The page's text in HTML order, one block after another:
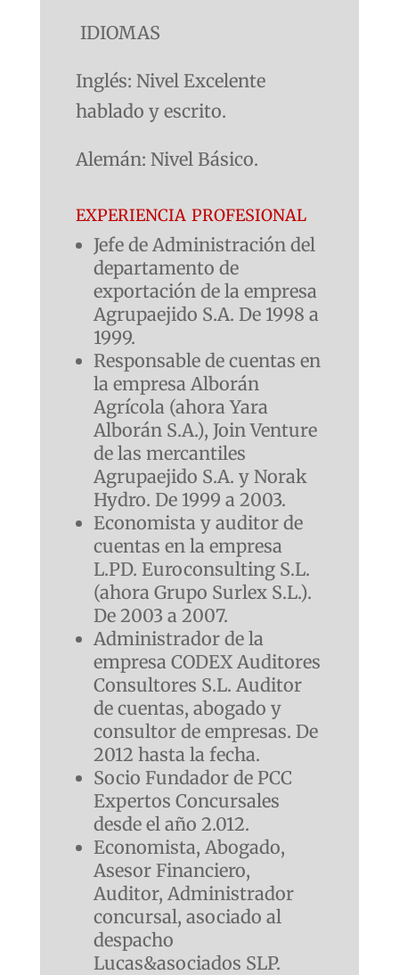
IDIOMAS
Inglés: Nivel Excelente
hablado y escrito.
Alemán: Nivel Básico.
experiencia profesional
Jefe de Administración del
departamento de
exportación de la empresa
Agrupaejido S.A. De 1998 a
1999.
Responsable de cuentas en
la empresa Alborán
Agrícola (ahora Yara
Alborán S.A.), Join Venture
de las mercantiles
Agrupaejido S.A. y Norak
Hydro. De 1999 a 2003.
Economista y auditor de
cuentas en la empresa
L.PD. Euroconsulting S.L.
(ahora Grupo Surlex S.L.).
De 2003 a 2007.
Administrador de la
empresa CODEX Auditores
Consultores S.L. Auditor
de cuentas, abogado y
consultor de empresas. De
2012 hasta la fecha.
Socio Fundador de PCC
Expertos Concursales
desde el año 2.012.
Economista, Abogado,
Asesor Financiero,
Auditor, Administrador
concursal, asociado al
despacho
Lucas&asociados SLP.